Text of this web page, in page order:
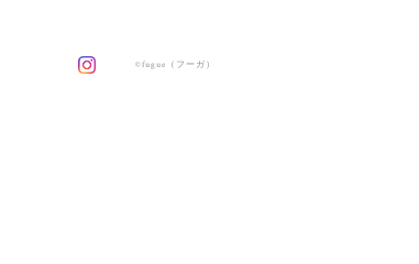
©fugue（フーガ）